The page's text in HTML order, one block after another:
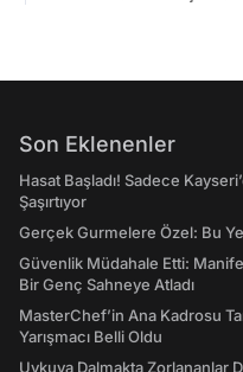
Son Eklenenler
Hasat Başladı! Sadece
Şaşırtıyor
Gerçek Gurmelere Özel: Bu
Güvenlik Müdahale Etti:
Bir Genç Sahneye Atladı
MasterChef’in Ana Kadrosu
Yarışmacı Belli Oldu
Uykuya Dalmakta Zorlananlar